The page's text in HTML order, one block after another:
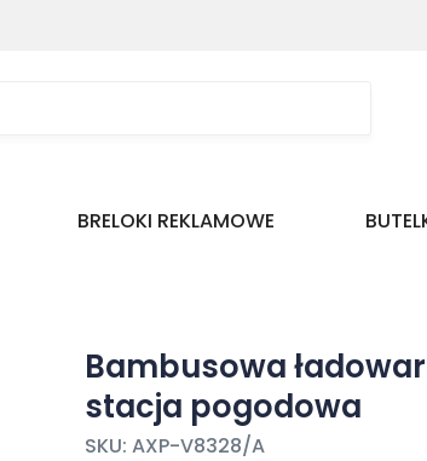
BRELOKI REKLAMOWE
Bambusowa
stacja pogodowa
SKU:AXP-V8328/A